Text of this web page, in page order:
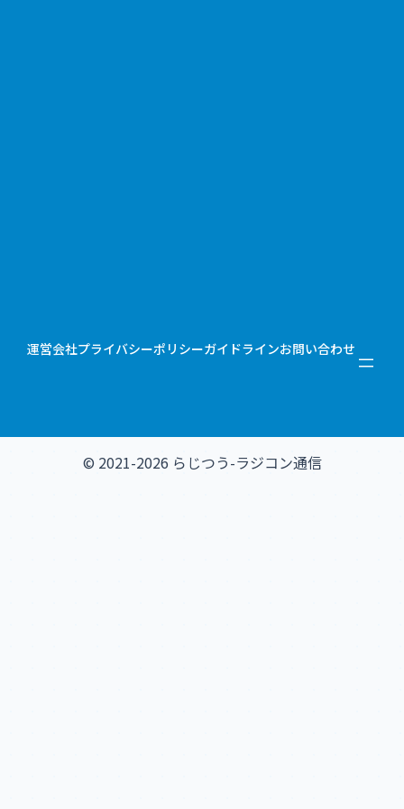
運営会社プライバシーポリシーガイドラインお問い合わせ
© 2021-2026 らじつう-ラジコン通信